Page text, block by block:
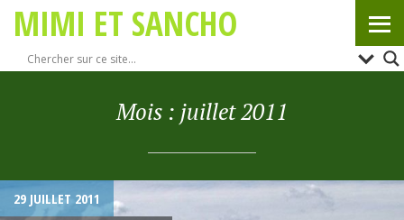
MIMI ET SANCHO
Mois : juillet 2011
29 JUILLET 2011